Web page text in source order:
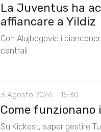
La Juventus ha
affiancare a Yildiz
Con Alajbegovic i
centrali
3 Agosto 2026 - 15:30
Come funzionano
Su Kickest, saper gestire